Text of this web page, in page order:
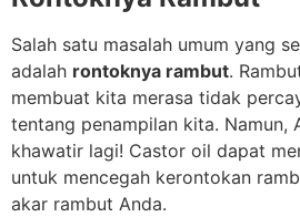
Salah satu masalah umum yang
adalah rontoknya rambut.
membuat kita merasa tidak
tentang penampilan kita. Namun,
khawatir lagi! Castor oil dapat
untuk mencegah kerontokan
akar rambut Anda.